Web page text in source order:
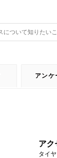
アンケ
アク
タイ